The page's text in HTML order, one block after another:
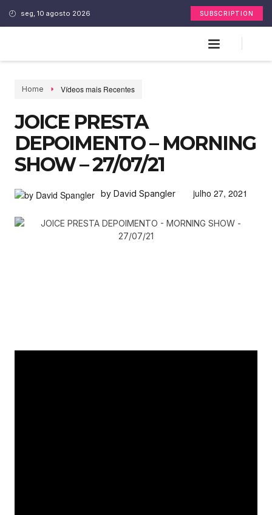
seg, 10 agosto 2026 SUBSCRIPTION
Home Vídeos mais Recentes
JOICE PRESTA
DEPOIMENTO – MORNING
SHOW – 27/07/21
by David Spangler julho 27, 2021